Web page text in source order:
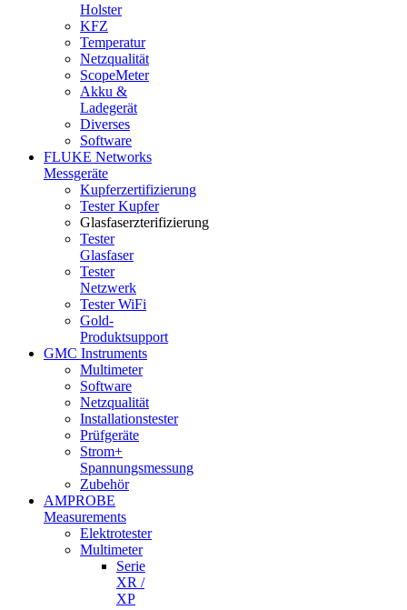
Holster
KFZ
Temperatur
Netzqualität
ScopeMeter
Akku &
Ladegerät
Diverses
Software
FLUKE Networks
Messgeräte
Kupferzertifizierung
Tester Kupfer
Glasfaserzterifizierung
Tester
Glasfaser
Tester
Netzwerk
Tester WiFi
Gold-
Produktsupport
GMC Instruments
Multimeter
Software
Netzqualität
Installationstester
Prüfgeräte
Strom+
Spannungsmessung
Zubehör
AMPROBE
Measurements
Elektrotester
Multimeter
Serie
XR /
XP